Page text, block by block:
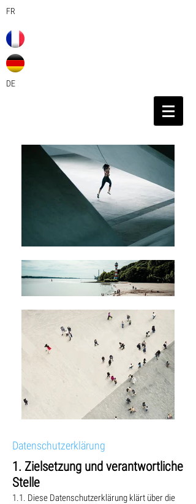
FR
DE
Datenschutzerklärung
1. Zielsetzung und verantwortliche
Stelle
1.1. Diese Datenschutzerklärung klärt über die